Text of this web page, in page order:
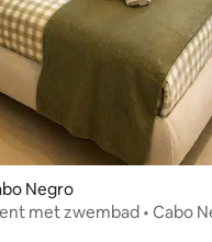
Negro
met zwembad • Cabo